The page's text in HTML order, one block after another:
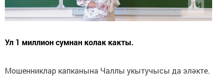
Ул 1 миллион сумнан колак какты.
Мошенниклар капканына Чаллы укытучысы да эләкте.